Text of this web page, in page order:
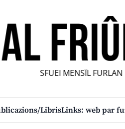
SFUEI MENSÎL FURLAN
LibrisLinks: web par